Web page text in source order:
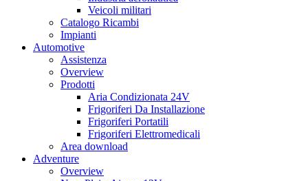
Veicoli militari
Catalogo Ricambi
Impianti
Automotive
Assistenza
Overview
Prodotti
Aria Condizionata 24V
Frigoriferi Da Installazione
Frigoriferi Portatili
Frigoriferi Elettromedicali
Area download
Adventure
Overview